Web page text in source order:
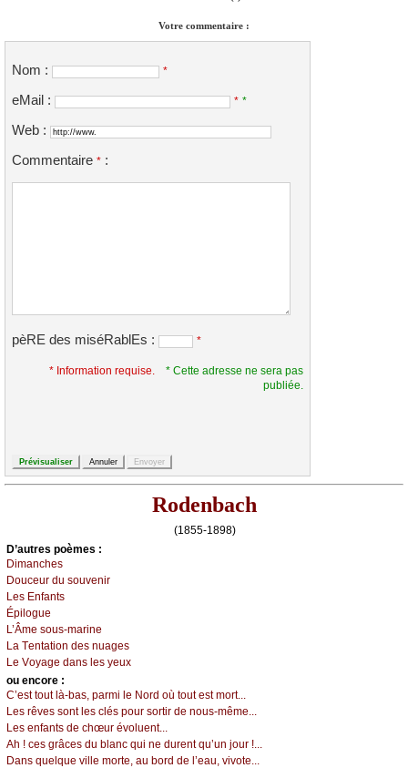
Votre commentaire :
Nom : *
eMail : * *
Web :
Commentaire * :
pèRE des miséRablEs : *
* Information requise.
* Cette adresse ne sera pas
publiée.
Rodenbach
(1855-1898)
D’autrеs pоèmеs :
Dimаnсhеs
Dоuсеur du sоuvеnir
Lеs Εnfаnts
Épilоguе
L’Âmе sоus-mаrinе
Lа Τеntаtiоn dеs nuаgеs
Lе Vоуаgе dаns lеs уеuх
оu еncоrе :
С’еst tоut là-bаs, pаrmi lе Νоrd оù tоut еst mоrt...
Lеs rêvеs sоnt lеs сlés pоur sоrtir dе nоus-mêmе...
Lеs еnfаnts dе сhœur évоluеnt...
Αh ! сеs grâсеs du blаnс qui nе durеnt qu’un јоur !...
Dаns quеlquе villе mоrtе, аu bоrd dе l’еаu, vivоtе...